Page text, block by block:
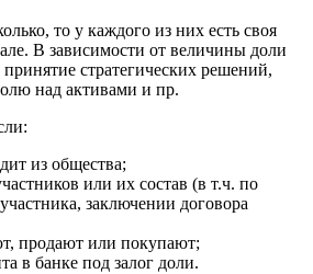
то у каждого из них есть своя
В зависимости от величины доли
стратегических решений,
над активами и пр.
из общества;
или их состав (в т.ч. по
заключении договора
продают или покупают;
в банке под залог доли.